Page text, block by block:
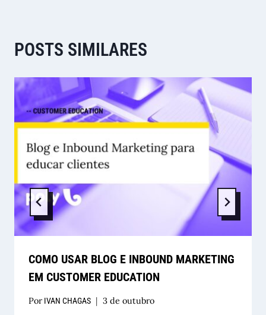
POSTS SIMILARES
COMO USAR BLOG E INBOUND MARKETING
EM CUSTOMER EDUCATION
Por IVAN CHAGAS 3 de outubro